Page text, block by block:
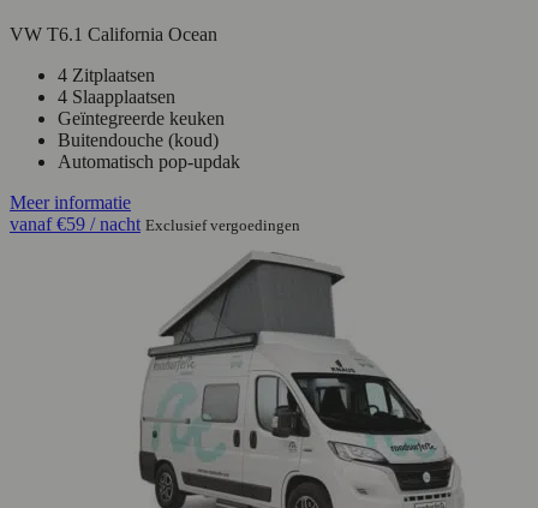
VW T6.1 California Ocean
4 Zitplaatsen
4 Slaapplaatsen
Geïntegreerde keuken
Buitendouche (koud)
Automatisch pop-updak
Meer informatie
vanaf€59 / nacht Exclusief vergoedingen